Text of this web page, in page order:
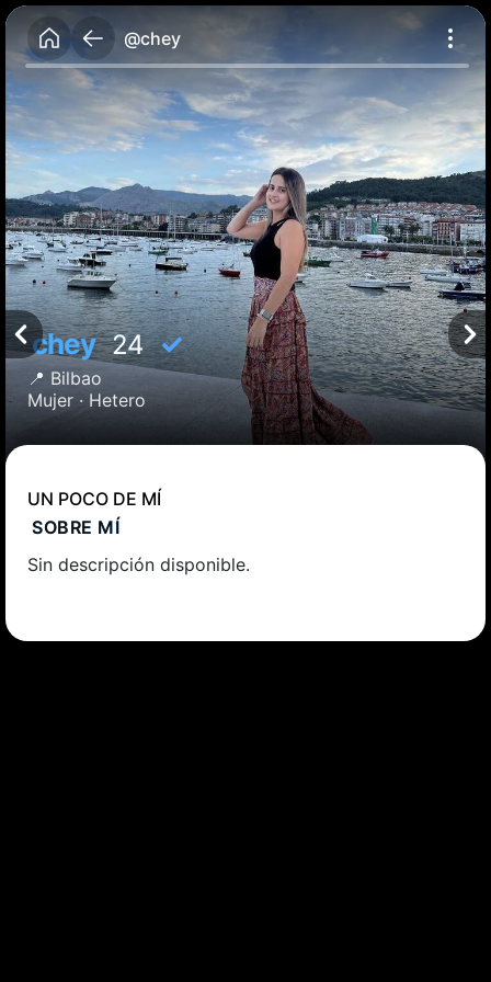
@chey
chey24✓
📍 Bilbao
Mujer · Hetero
UN POCO DE MÍ
SOBRE MÍ
Sin descripción disponible.